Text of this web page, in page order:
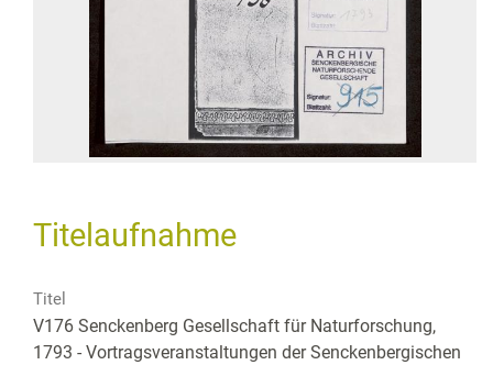
Titelaufnahme
Titel
V176 Senckenberg Gesellschaft für Naturforschung,
1793 - Vortragsveranstaltungen der Senckenbergischen